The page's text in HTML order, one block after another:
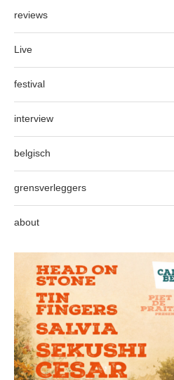
reviews
Live
festival
interview
belgisch
grensverleggers
about